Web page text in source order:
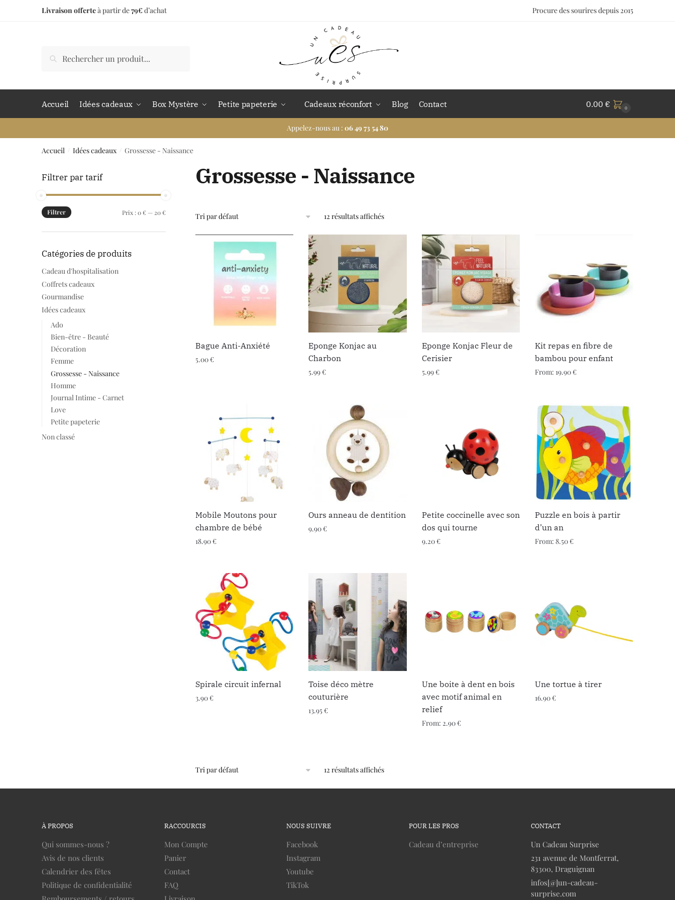
Livraison offerteà partir de79€d’achat Procure des sourires depuis 2015
Accueil Idées cadeaux Box Mystère Petite papeterie Cadeaux réconfort Blog Contact 0.00 € 0
Appelez-nous au : 06 49 73 54 80
Accueil / Idées cadeaux / Grossesse - Naissance
Grossesse - Naissance
12 résultats affichés
Bague Anti-Anxiété
5.00€
Eponge Konjac au
Charbon
5.99€
Eponge Konjac Fleur de
Cerisier
5.99€
Kit repas en fibre de
bambou pour enfant
From: 19.90€
Mobile Moutons pour
chambre de bébé
18.90€
Ours anneau de dentition
9.90€
Petite coccinelle avec son
dos qui tourne
9.20€
Puzzle en bois à partir
d’un an
From: 8.50€
Spirale circuit infernal
3.90€
Toise déco mètre
couturière
13.95€
Une boite à dent en bois
avec motif animal en
relief
From: 2.90€
Une tortue à tirer
16.90€
12 résultats affichés
Filtrer par tarif
Filtrer Prix :0 €— 20 €
Catégories de produits
Cadeau d'hospitalisation
Coffrets cadeaux
Gourmandise
Idées cadeaux
Ado
Bien-être - Beauté
Décoration
Femme
Grossesse - Naissance
Homme
Journal Intime - Carnet
Love
Petite papeterie
Non classé
À PROPOS
Qui sommes-nous ?
Avis de nos clients
Calendrier des fêtes
Politique de confidentialité
RACCOURCIS
Mon Compte
Panier
Contact
FAQ
NOUS SUIVRE
Facebook
Instagram
Youtube
TikTok
POUR LES PROS
Cadeau d’entreprise
CONTACT
Un Cadeau Surprise
231 avenue de Montferrat,
83300, Draguignan
infos[@]un-cadeau-
surprise.com